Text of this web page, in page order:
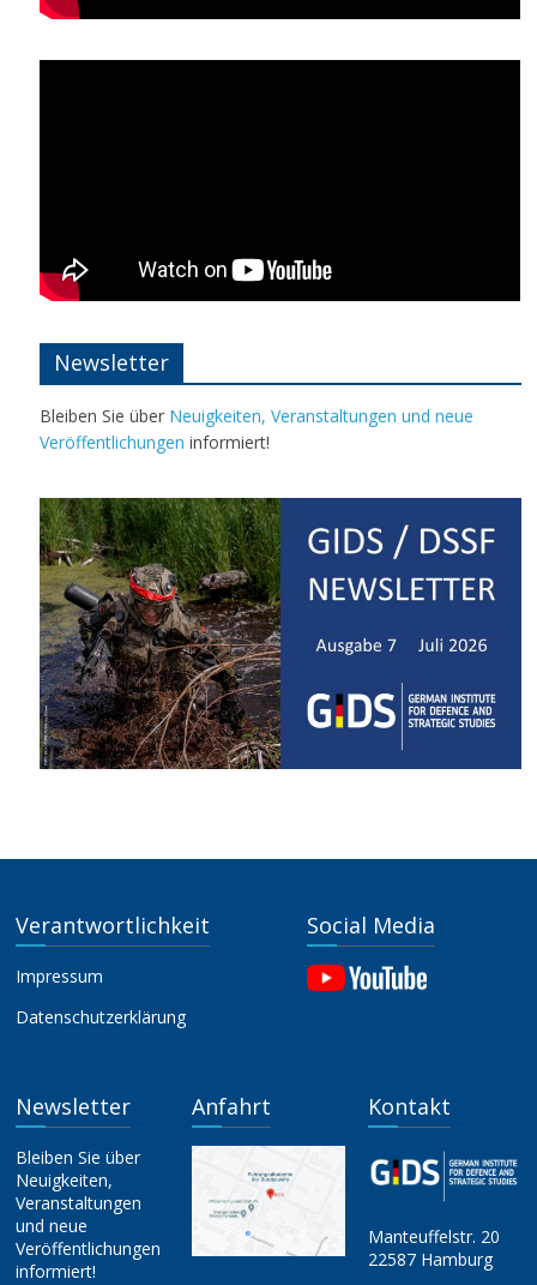
Newsletter
Bleiben Sie über Neuigkeiten, Veranstaltungen und neue
Veröffentlichungen informiert!
Verantwortlichkeit
Impressum
Datenschutzerklärung
Social Media
Newsletter
Bleiben Sie über
Neuigkeiten,
Veranstaltungen
und neue
Veröffentlichungen
informiert!
Anfahrt Kontakt
Manteuffelstr. 20
22587 Hamburg